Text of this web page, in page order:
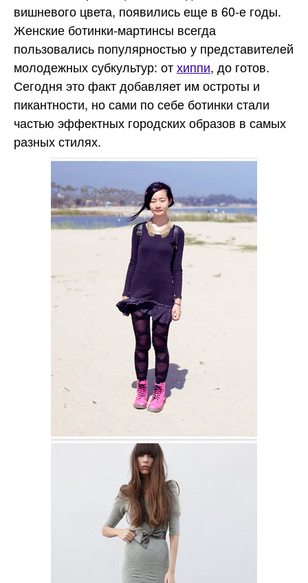
вишневого цвета, появились еще в 60-е годы.
Женские ботинки-мартинсы всегда
пользовались популярностью у представителей
молодежных субкультур: отхиппи, до готов.
Сегодня это факт добавляет им остроты и
пикантности, но сами по себе ботинки стали
частью эффектных городских образов в самых
разных стилях.